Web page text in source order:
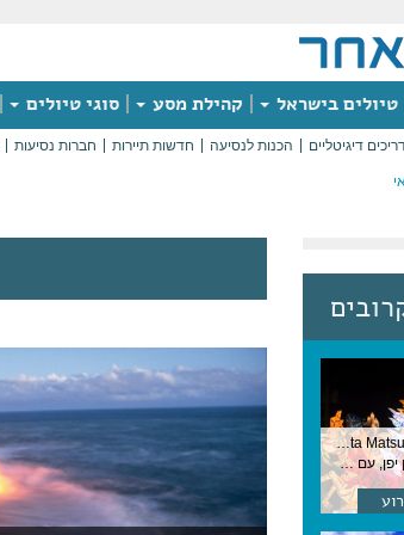
טיולים בישראל קהילת מסע סוגי טיולים
דיגיטליים הכנות לנסיעה חדשות תיירות חברות נסיעות
קרנבל נאבוטה, Nebuta Matsuri ,יפן
6-2 באוגוסט, יפן